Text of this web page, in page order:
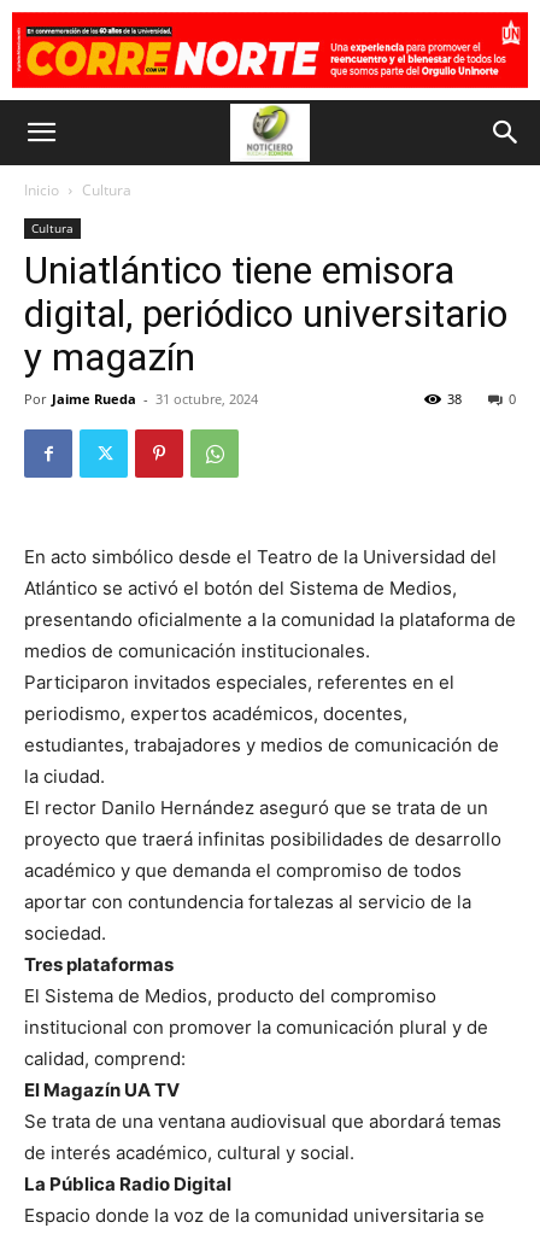
Inicio Cultura
Cultura
Uniatlántico tiene emisora
digital, periódico universitario
y magazín
Por Jaime Rueda - 31 octubre, 2024 0
38
En acto simbólico desde el Teatro de la Universidad del
Atlántico se activó el botón del Sistema de Medios,
presentando oficialmente a la comunidad la plataforma de
medios de comunicación institucionales.
Participaron invitados especiales, referentes en el
periodismo, expertos académicos, docentes,
estudiantes, trabajadores y medios de comunicación de
la ciudad.
El rector Danilo Hernández aseguró que se trata de un
proyecto que traerá infinitas posibilidades de desarrollo
académico y que demanda el compromiso de todos
aportar con contundencia fortalezas al servicio de la
sociedad.
Tres plataformas
El Sistema de Medios, producto del compromiso
institucional con promover la comunicación plural y de
calidad, comprend:
El Magazín UA TV
Se trata de una ventana audiovisual que abordará temas
de interés académico, cultural y social.
La Pública Radio Digital
Espacio donde la voz de la comunidad universitaria se